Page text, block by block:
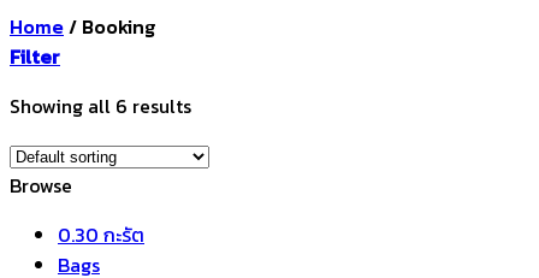
Home/ Booking
Filter
Showing all 6 results
Browse
0.30 กะรัต
Bags